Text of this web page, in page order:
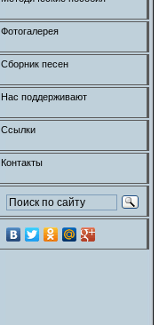
Фотогалерея
Сборник песен
Нас поддерживают
Ссылки
Контакты